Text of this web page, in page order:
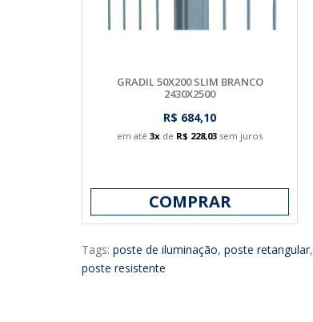
GRADIL 50X200 SLIM BRANCO
2430X2500
R$ 684,10
em até 3x de R$ 228,03 sem juros
COMPRAR
Tags: poste de iluminação, poste retangular,
poste resistente